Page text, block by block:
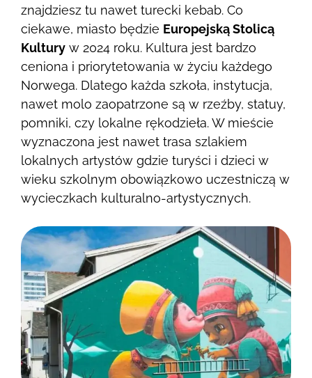
znajdziesz tu nawet turecki kebab. Co
ciekawe, miasto będzie Europejską Stolicą
Kultury w 2024 roku. Kultura jest bardzo
ceniona i priorytetowania w życiu każdego
Norwega. Dlatego każda szkoła, instytucja,
nawet molo zaopatrzone są w rzeźby, statuy,
pomniki, czy lokalne rękodzieła. W mieście
wyznaczona jest nawet trasa szlakiem
lokalnych artystów gdzie turyści i dzieci w
wieku szkolnym obowiązkowo uczestniczą w
wycieczkach kulturalno-artystycznych.